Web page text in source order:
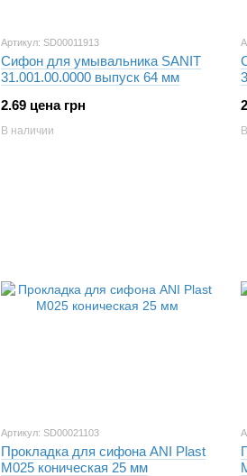
Артикул: SD00011913
Сифон для умывальника SANIT
31.001.00.0000 выпуск 64 мм
2.69 цена грн
В наличии
Артикул: SD00021103
Прокладка для сифона ANI Plast
М025 коническая 25 мм